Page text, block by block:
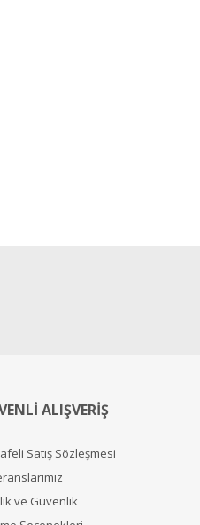
ALIŞVERİŞ
Satış Sözleşmesi
ve Güvenlik